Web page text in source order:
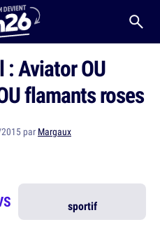
Aviator OU
flamants roses
par Margaux
sportif